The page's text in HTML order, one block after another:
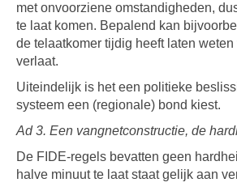
met onvoorziene omstandigheden,
te laat komen. Bepalend kan
de telaatkomer tijdig heeft laten
verlaat.
Uiteindelijk is het een politieke
systeem een (regionale) bond kiest.
Ad 3. Een vangnetconstructie, de
De FIDE-regels bevatten geen
halve minuut te laat staat gelijk aan